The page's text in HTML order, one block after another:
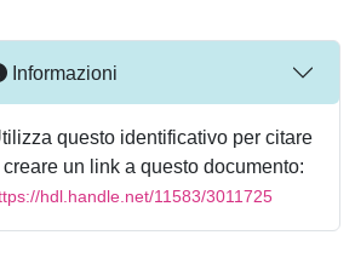
Informazioni
questo identificativo per citare
creare un link a questo documento:
hdl.handle.net/11583/3011725